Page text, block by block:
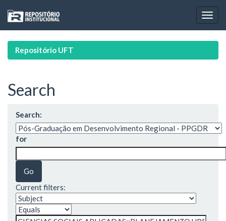
navigation
Repositório UFT
Search
Search:
for
Current filters: